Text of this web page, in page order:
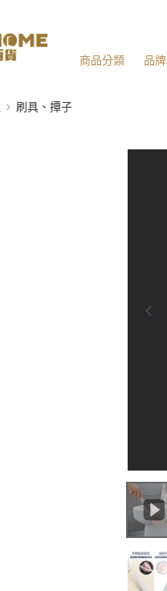
商品分類 品
刷具、撢子